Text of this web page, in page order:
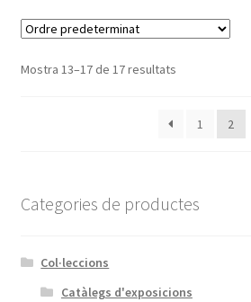
Mostra 13–17 de 17 resultats
1 2
Categories de productes
Col·leccions
Catàlegs d'exposicions